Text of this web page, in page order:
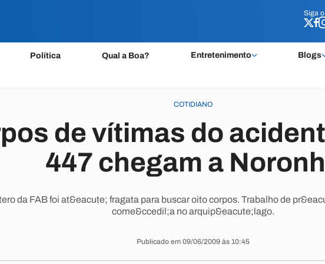
Siga o
Política Qual a Boa? Entretenimento Blogs
Siga o
COTIDIANO
de vítimas do
447 chegam a
da FAB foi at&eacute; fragata para buscar oito corpos. Trabalho de
come&ccedil;a no arquip&eacute;lago.
Publicado em 09/06/2009 às 10:45